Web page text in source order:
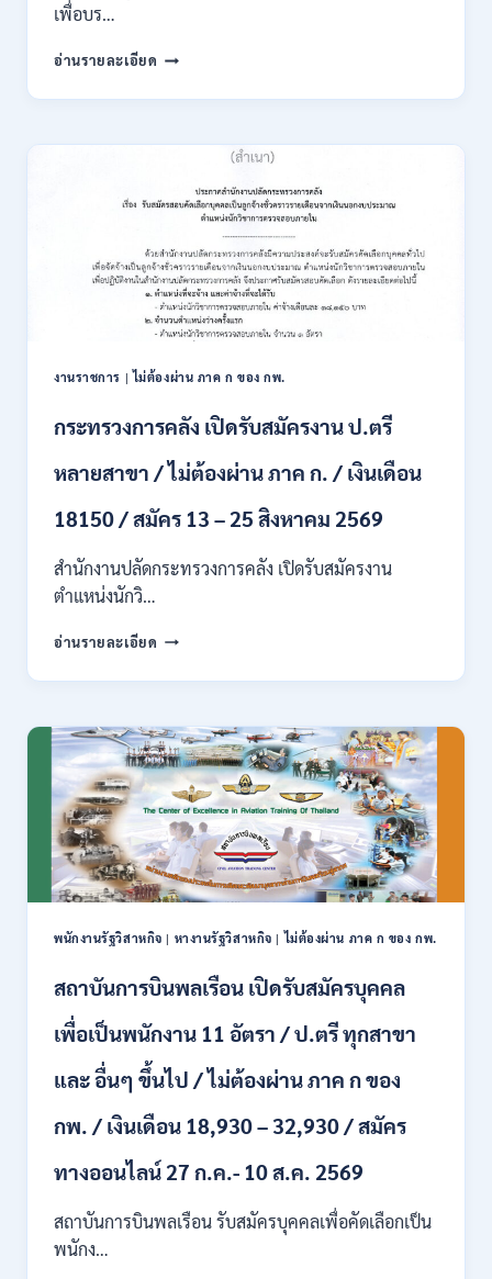
15
2569
เพื่อบร…
อ่านรายละเอียด สำนักงาน
ตรวจ
แผ่น
รับ
สอบ
แข่งขัน
เพื่อ
บรรจุ
เป็น
44
/
และ
ทุก
อื่นๆ
ผ่าน
สมัคร
ได้
/
เงิน
เดือน
สูงสุด
23,600
/
ONLINE
13
ส.ค.
งานราชการ |ไม่ต้องผ่าน ภาค ก ของ กพ.
กระทรวงการคลัง เปิดรับสมัครงาน ป.ตรี
หลายสาขา / ไม่ต้องผ่าน ภาค ก. / เงินเดือน
18150 / สมัคร 13 – 25 สิงหาคม 2569
สำนักงานปลัดกระทรวงการคลัง เปิดรับสมัครงาน
ตำแหน่งนักวิ…
อ่านรายละเอียด กระทรวง
คลัง
รับ
สมัคร
งาน
ป.ตรี
หลาย
สาขา
/
ไม่
ต้อง
ภาค
/
เดือน
/
13
25
สิงหาคม
2569
พนักงานรัฐวิสาหกิจ | หางานรัฐวิสาหกิจ |ไม่ต้องผ่าน ภาค ก ของ กพ.
สถาบันการบินพลเรือน เปิดรับสมัครบุคคล
เพื่อเป็นพนักงาน 11 อัตรา / ป.ตรี ทุกสาขา
และ อื่นๆ ขึ้นไป / ไม่ต้องผ่าน ภาค ก ของ
กพ. / เงินเดือน 18,930 – 32,930 / สมัคร
ทางออนไลน์ 27 ก.ค.- 10 ส.ค. 2569
สถาบันการบินพลเรือน รับสมัครบุคคลเพื่อคัดเลือกเป็น
พนักง…